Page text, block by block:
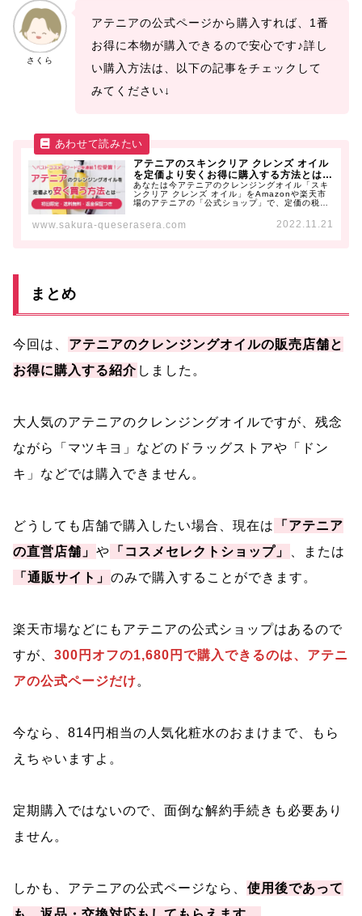
さくら
アテニアの公式ページから購入すれば、1番
お得に本物が購入できるので安心です♪詳し
い購入方法は、以下の記事をチェックして
みてください↓
アテニアのスキンクリア クレンズ オイル
を定価より安くお得に購入する方法とは…
あなたは今アテニアのクレンジングオイル「スキ
ンクリア クレンズ オイル」をAmazonや楽天市
場のアテニアの「公式ショップ」で、定価の税込
www.sakura-queserasera.com 2022.11.21
まとめ
今回は、
アテニアのクレンジングオイルの販売店舗と
お得に購入する紹介 しました。
大人気のアテニアのクレンジングオイルですが、残念
ながら「マツキヨ」などのドラッグストアや「ドン
キ」などでは購入できません。
どうしても店舗で購入したい場合、現在は
「アテニア
の直営店舗」 や 「コスメセレクトショップ」
、または
「通販サイト」 のみで購入することができます。
楽天市場などにもアテニアの公式ショップはあるので
すが、 300円オフの1,680円で購入できるのは、アテニ
アの公式ページだけ。
今なら、814円相当の人気化粧水のおまけまで、もら
えちゃいますよ。
定期購入ではないので、面倒な解約手続きも必要あり
ません。
しかも、アテニアの公式ページなら、 使用後であって